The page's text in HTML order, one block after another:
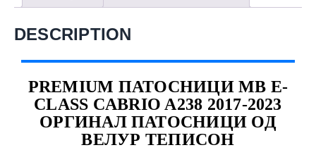
DESCRIPTION
PREMIUM ПАТОСНИЦИ MB E-
CLASS CABRIO A238 2017-2023
ОРГИНАЛ ПАТОСНИЦИ ОД
ВЕЛУР ТЕПИСОН